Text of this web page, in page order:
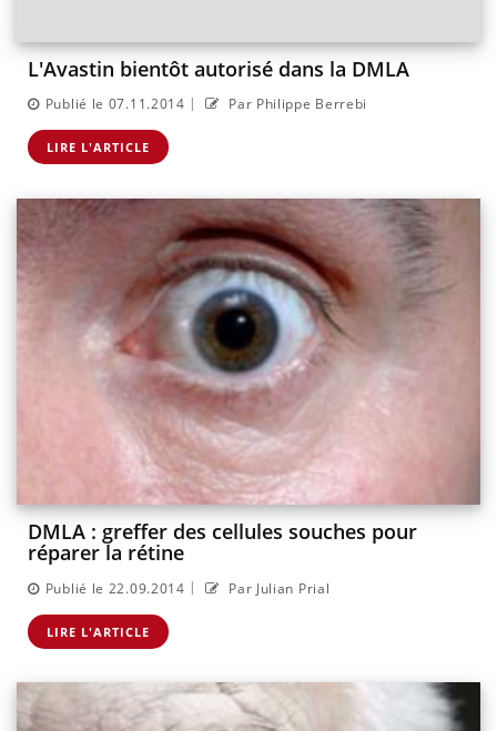
L'Avastin bientôt autorisé dans la DMLA
Publié le 07.11.2014 | Par Philippe Berrebi
LIRE L'ARTICLE
DMLA : greffer des cellules souches pour
réparer la rétine
Publié le 22.09.2014 | Par Julian Prial
LIRE L'ARTICLE